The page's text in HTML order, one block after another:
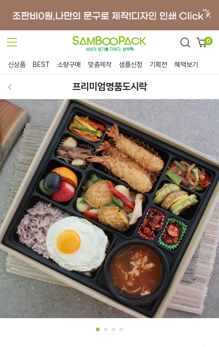
0
신상품 BEST 소량구매 맞춤제작 샘플신청 기획전 혜택보기
프리미엄명품도시락